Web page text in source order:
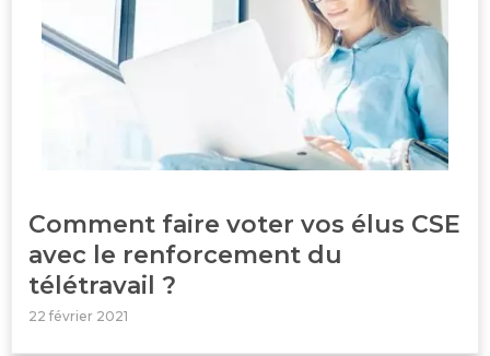
Comment faire voter vos élus CSE
avec le renforcement du
télétravail ?
22 février 2021